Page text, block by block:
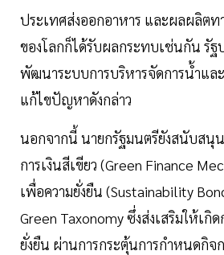
ประเทศส่งออกอาหาร และผลผลิต
ของโลกก็ได้รับผลกระทบเช่นกัน รัฐ
พัฒนาระบบการบริหารจัดการน้ำแล
แก้ไขปัญหาดังกล่าว
นอกจากนี้ นายกรัฐมนตรียังสนับสนุ
การเงินสีเขียว (Green Finance
เพื่อความยั่งยืน (Sustainability
Green Taxonomy ซึ่งส่งเสริมให้เกิ
ยั่งยืน ผ่านการกระตุ้นการกำหนดกิจ